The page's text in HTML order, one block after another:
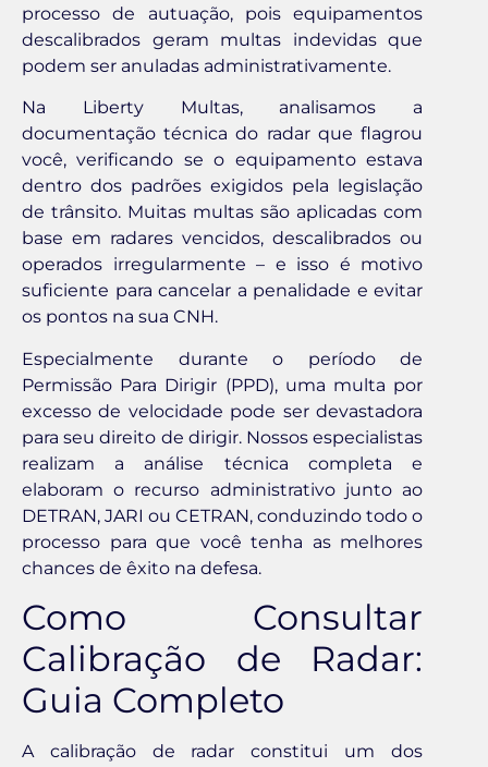
processo de autuação, pois equipamentos
descalibrados geram multas indevidas que
podem ser anuladas administrativamente.
Na Liberty Multas, analisamos a
documentação técnica do radar que flagrou
você, verificando se o equipamento estava
dentro dos padrões exigidos pela legislação
de trânsito. Muitas multas são aplicadas com
base em radares vencidos, descalibrados ou
operados irregularmente – e isso é motivo
suficiente para cancelar a penalidade e evitar
os pontos na sua CNH.
Especialmente durante o período de
Permissão Para Dirigir (PPD), uma multa por
excesso de velocidade pode ser devastadora
para seu direito de dirigir. Nossos especialistas
realizam a análise técnica completa e
elaboram o recurso administrativo junto ao
DETRAN, JARI ou CETRAN, conduzindo todo o
processo para que você tenha as melhores
chances de êxito na defesa.
Como Consultar
Calibração de Radar:
Guia Completo
A calibração de radar constitui um dos